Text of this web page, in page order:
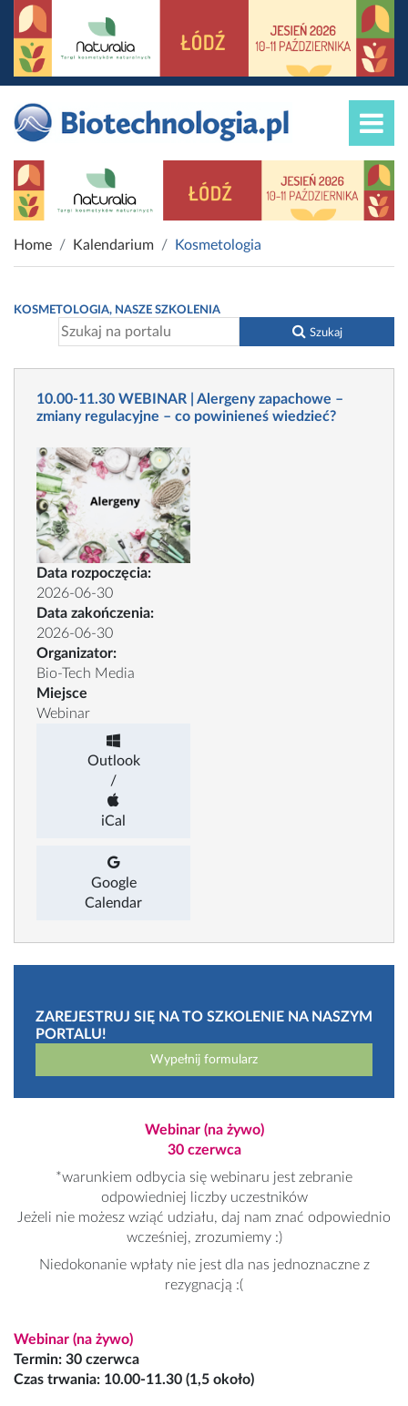
Home Kalendarium Kosmetologia
KOSMETOLOGIA, NASZE SZKOLENIA
Szukaj
10.00-11.30 WEBINAR | Alergeny zapachowe –
zmiany regulacyjne – co powinieneś wiedzieć?
Data rozpoczęcia:
2026-06-30
Data zakończenia:
2026-06-30
Organizator:
Bio-Tech Media
Miejsce
Webinar
Outlook
/
iCal
Google
Calendar
ZAREJESTRUJ SIĘ NA TO SZKOLENIE NA NASZYM
PORTALU!
Wypełnij formularz
Webinar (na żywo)
30 czerwca
*warunkiem odbycia się webinaru jest zebranie
odpowiedniej liczby uczestników
Jeżeli nie możesz wziąć udziału, daj nam znać odpowiednio
wcześniej, zrozumiemy :)
Niedokonanie wpłaty nie jest dla nas jednoznaczne z
rezygnacją :(
Webinar (na żywo)
Termin: 30 czerwca
Czas trwania: 10.00-11.30 (1,5 około)